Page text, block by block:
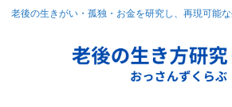
老後の生きがい・孤独・お金を研究し、再現可能